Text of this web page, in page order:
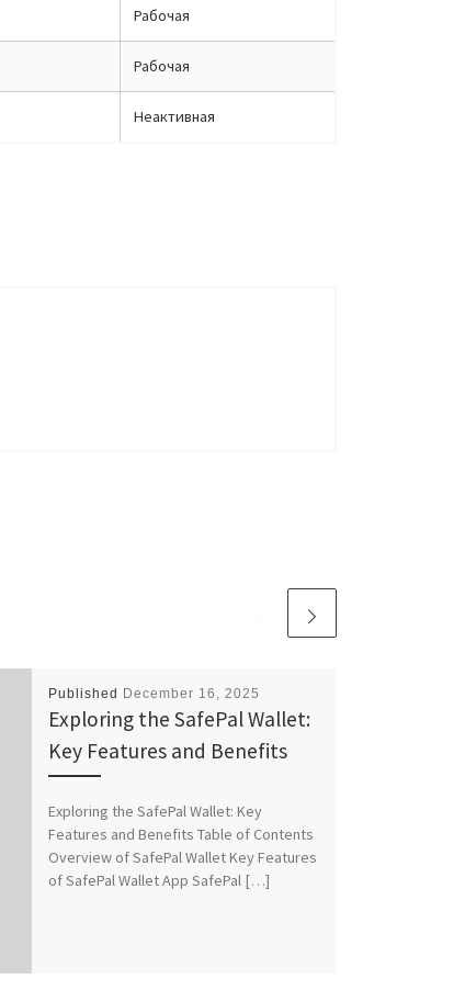
Рабочая
Рабочая
Неактивная
Published December 16, 2025
Exploring the SafePal Wallet:
Key Features and Benefits
Exploring the SafePal Wallet: Key
Features and Benefits Table of Contents
Overview of SafePal Wallet Key Features
of SafePal Wallet App SafePal […]